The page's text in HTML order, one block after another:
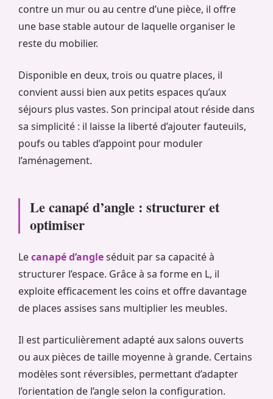
contre un mur ou au centre d’une pièce, il offre
une base stable autour de laquelle organiser le
reste du mobilier.
Disponible en deux, trois ou quatre places, il
convient aussi bien aux petits espaces qu’aux
séjours plus vastes. Son principal atout réside dans
sa simplicité : il laisse la liberté d’ajouter fauteuils,
poufs ou tables d’appoint pour moduler
l’aménagement.
Le canapé d’angle : structurer et
optimiser
Lecanapé d’angleséduit par sa capacité à
structurer l’espace. Grâce à sa forme en L, il
exploite efficacement les coins et offre davantage
de places assises sans multiplier les meubles.
Il est particulièrement adapté aux salons ouverts
ou aux pièces de taille moyenne à grande. Certains
modèles sont réversibles, permettant d’adapter
l’orientation de l’angle selon la configuration.